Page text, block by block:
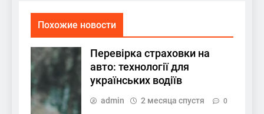
Похожие новости
Перевірка страховки на
авто: технології для
українських водіїв
admin 2 месяца спустя 0